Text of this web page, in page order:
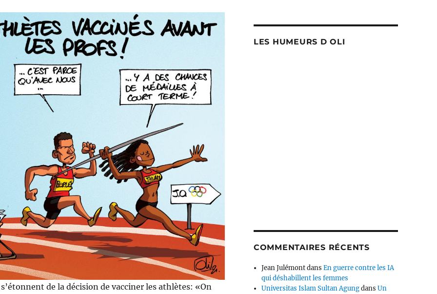
de la décision de vacciner les athlètes: «On
LES HUMEURS D OLI
COMMENTAIRES RÉCENTS
Jean JulémontdansEn guerre contre les IA
qui déshabillent les femmes
Universitas Islam Sultan AgungdansUn